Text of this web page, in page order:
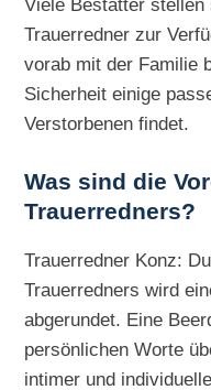
Trauerredner zur
vorab mit der Familie
Sicherheit einige
Verstorbenen findet.
Was sind die
Trauerredners?
Trauerredner Konz:
Trauerredners wird
abgerundet. Eine
persönlichen Worte
intimer und